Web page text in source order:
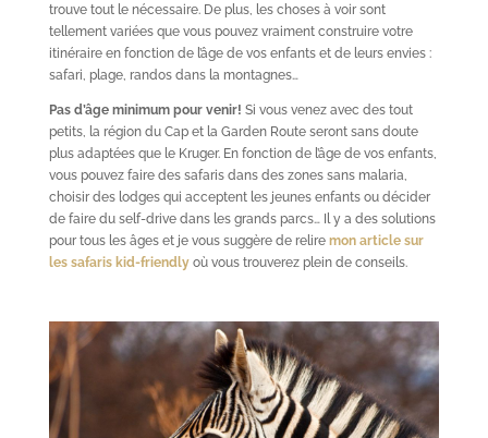
trouve tout le nécessaire. De plus, les choses à voir sont
tellement variées que vous pouvez vraiment construire votre
itinéraire en fonction de l’âge de vos enfants et de leurs envies :
safari, plage, randos dans la montagnes…
Pas d’âge minimum pour venir! Si vous venez avec des tout
petits, la région du Cap et la Garden Route seront sans doute
plus adaptées que le Kruger. En fonction de l’âge de vos enfants,
vous pouvez faire des safaris dans des zones sans malaria,
choisir des lodges qui acceptent les jeunes enfants ou décider
de faire du self-drive dans les grands parcs… Il y a des solutions
pour tous les âges et je vous suggère de relire mon article sur
les safaris kid-friendlyoù vous trouverez plein de conseils.